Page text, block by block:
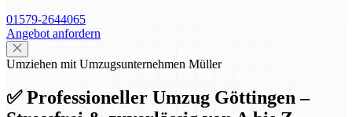
01579-2644065
Angebot anfordern
Umziehen mit Umzugsunternehmen Müller
✅ Professioneller Umzug Göttingen –